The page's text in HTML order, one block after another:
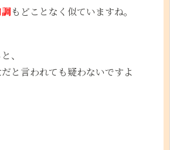
調もどことなく似ていますね。
、
と言われても疑わないですよ